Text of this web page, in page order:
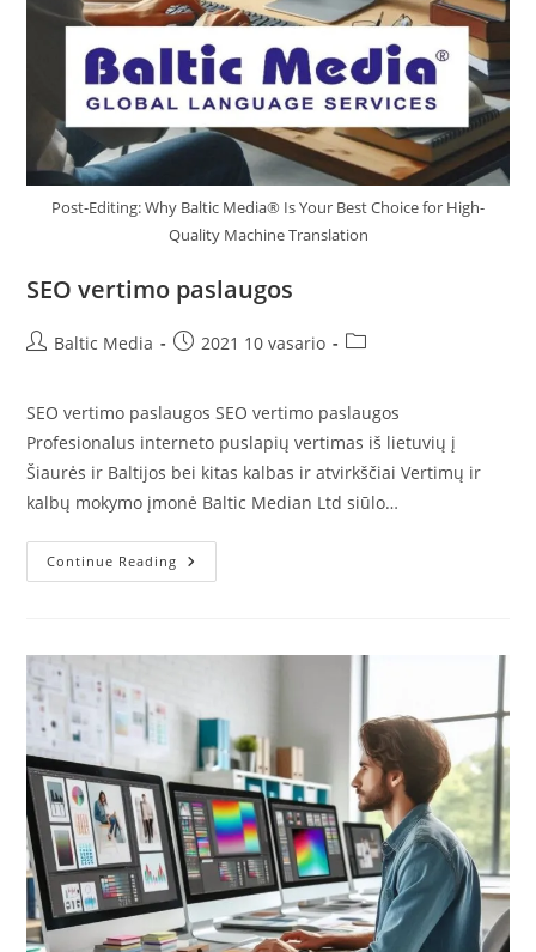
Post-Editing: Why Baltic Media® Is Your Best Choice for High-
Quality Machine Translation
SEO vertimo paslaugos
PostBaltic Media
Post2021 10 vasario
Post
SEO vertimo paslaugos SEO vertimo paslaugos
Profesionalus interneto puslapių vertimas iš lietuvių į
Šiaurės ir Baltijos bei kitas kalbas ir atvirkščiai Vertimų ir
kalbų mokymo įmonė Baltic Median Ltd siūlo…
Continue Reading SEO
Vertimo